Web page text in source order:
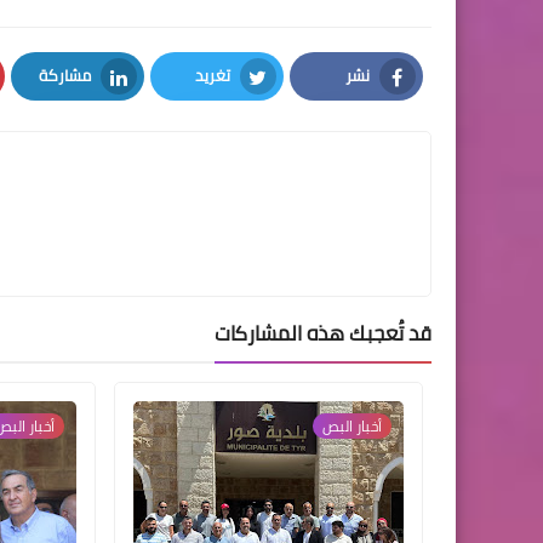
نشر
Facebook
تغريد
Twitter
مشاركة
LinkedIn
قد تُعجبك هذه المشاركات
أخبار ‏البص أخبار